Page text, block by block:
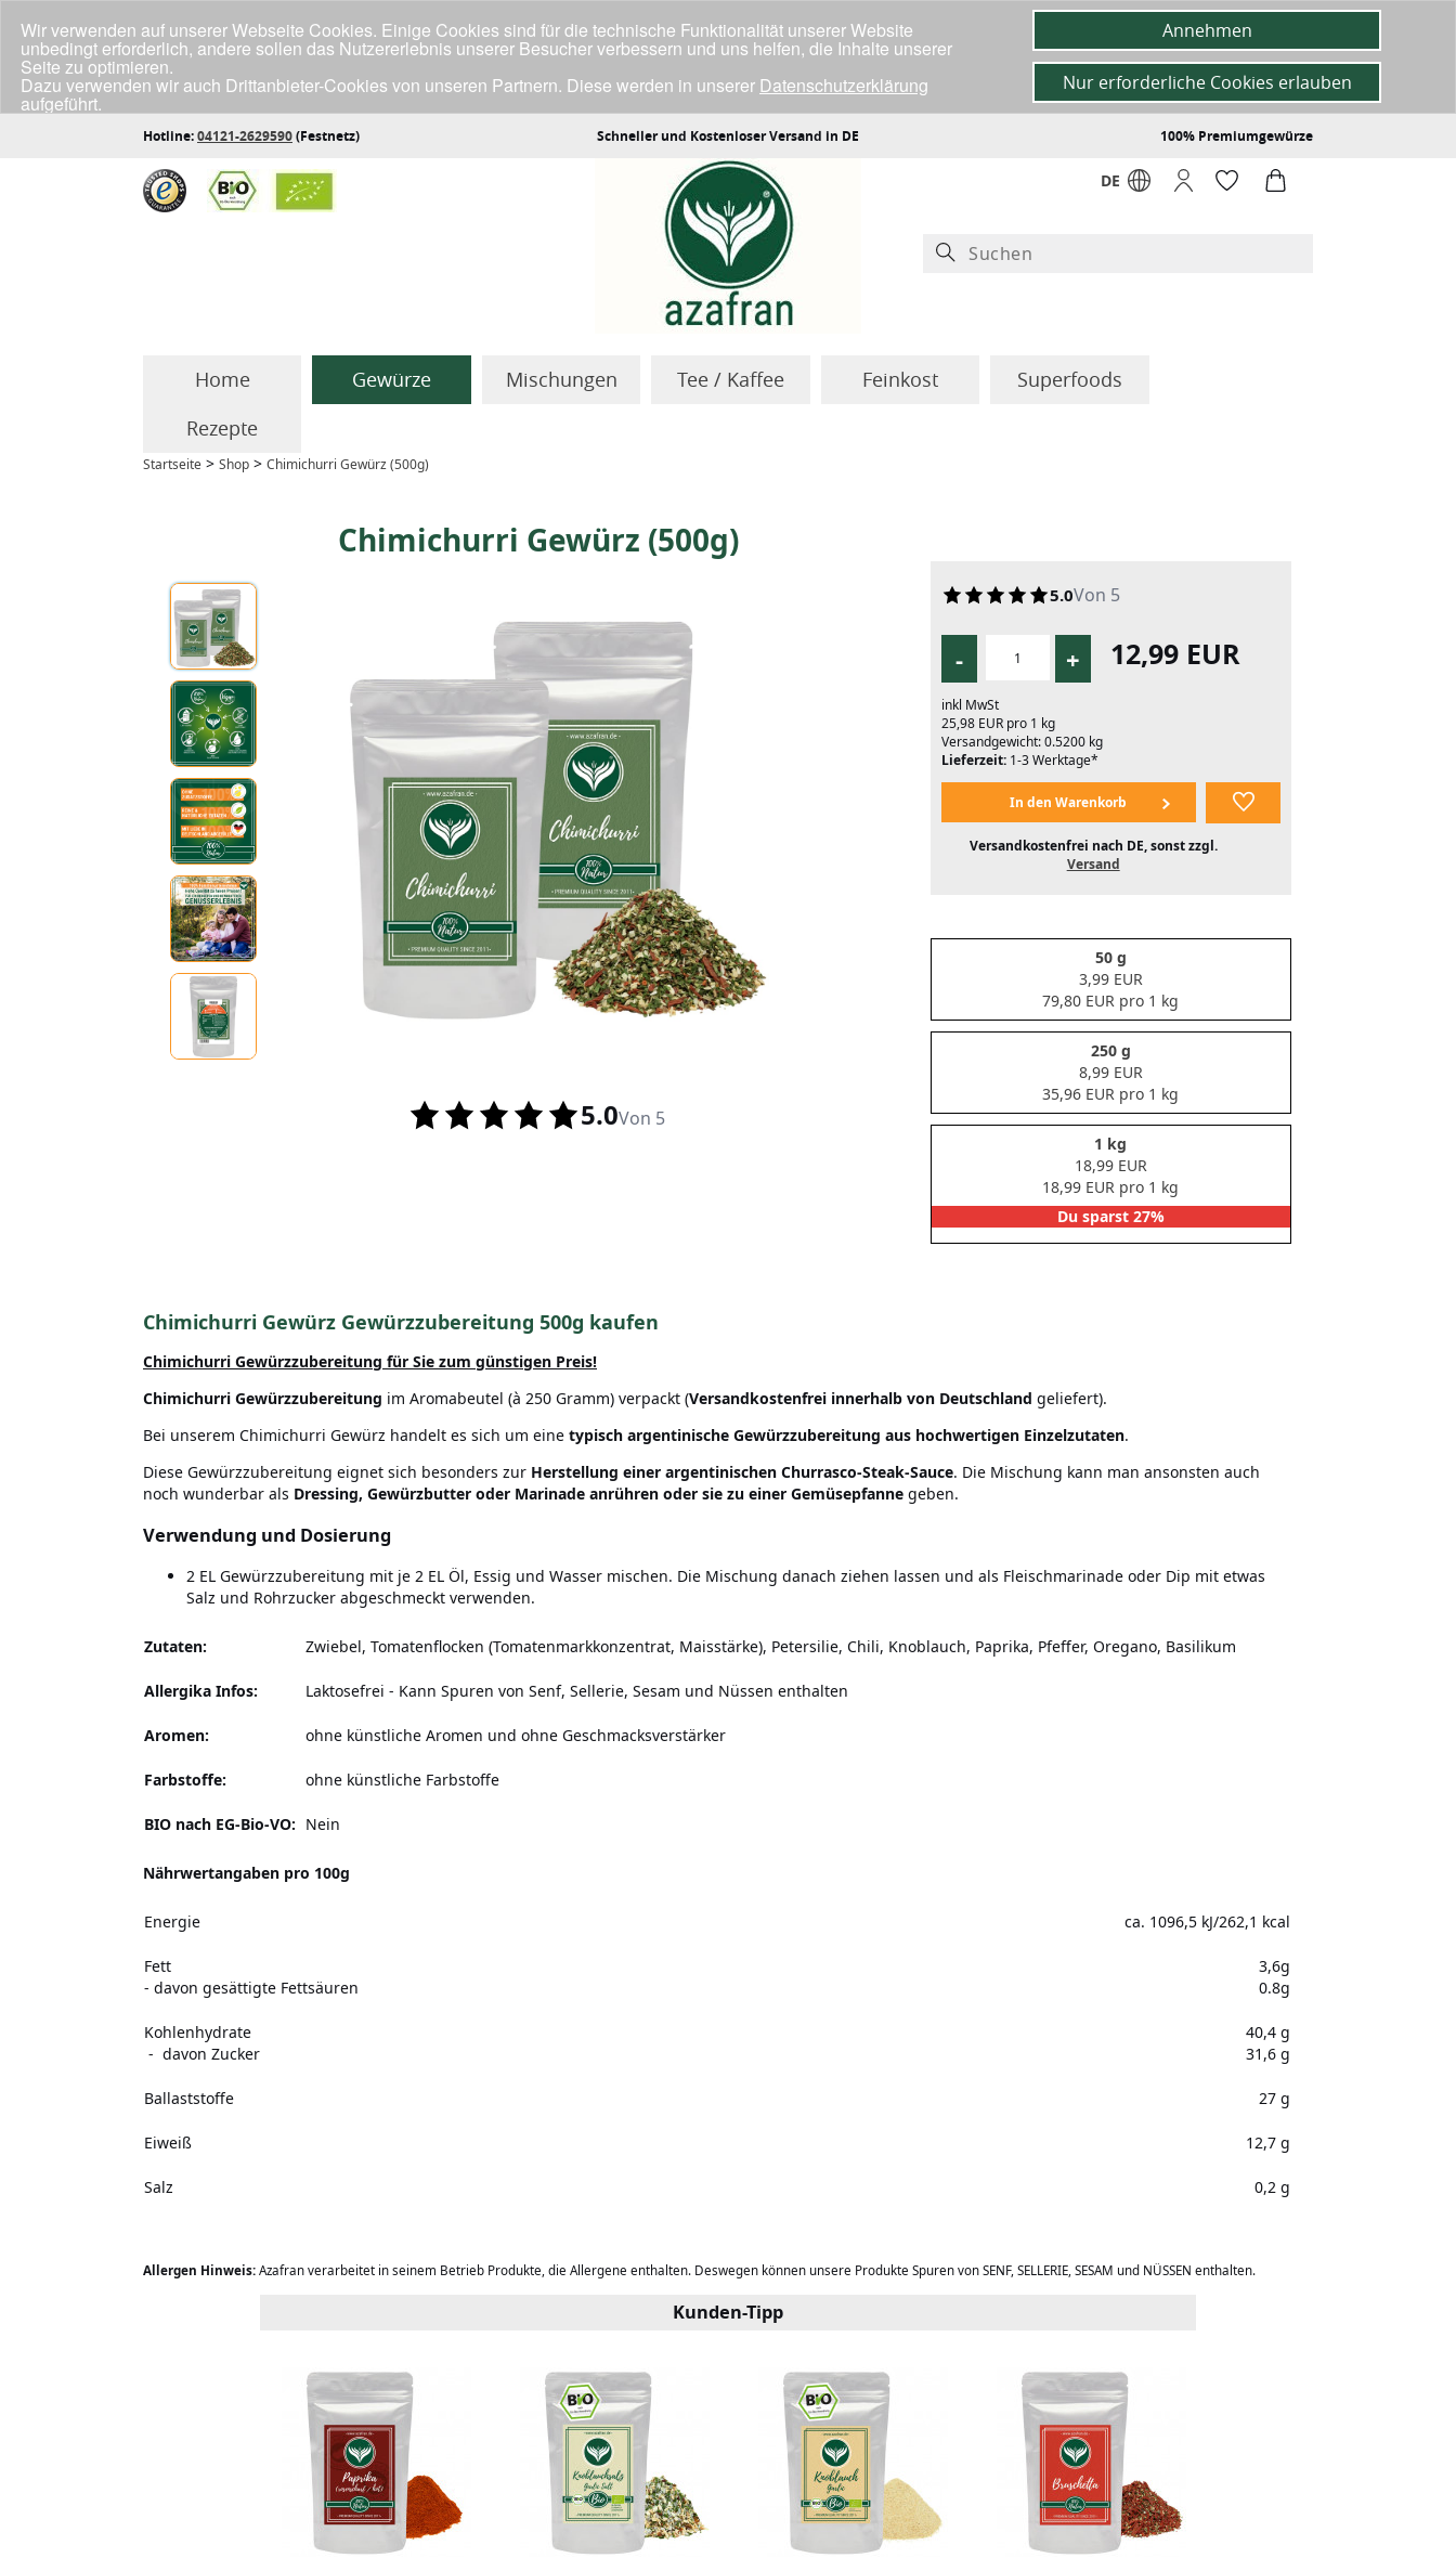
Hotline:04121-2629590(Festnetz) Schneller und Kostenloser Versand in DE 100% Premiumgewürze
DE
Home Gewürze Mischungen Tee / Kaffee Feinkost
Superfoods
Rezepte
Startseite > Shop > Chimichurri Gewürz (500g)
Chimichurri Gewürz (500g)
5.0Von 5
5.0Von 5
- + 12,99 EUR
inkl MwSt
25,98 EUR pro 1 kg
Versandgewicht: 0.5200 kg
Lieferzeit:1-3 Werktage*
Versandkostenfrei nach DE, sonst zzgl.
Versand
50 g
3,99 EUR
79,80 EUR pro 1 kg
250 g
8,99 EUR
35,96 EUR pro 1 kg
1 kg
18,99 EUR
18,99 EUR pro 1 kg
Du sparst 27%
Chimichurri Gewürz Gewürzzubereitung 500g kaufen
Chimichurri Gewürzzubereitung für Sie zum günstigen Preis!
Chimichurri Gewürzzubereitung im Aromabeutel (à 250 Gramm) verpackt (Versandkostenfrei innerhalb von Deutschland geliefert).
Bei unserem Chimichurri Gewürz handelt es sich um eine typisch argentinische Gewürzzubereitung aus hochwertigen Einzelzutaten.
Diese Gewürzzubereitung eignet sich besonders zur Herstellung einer argentinischen Churrasco-Steak-Sauce. Die Mischung kann man ansonsten auch
noch wunderbar als Dressing, Gewürzbutter oder Marinade anrühren oder sie zu einer Gemüsepfanne geben.
Verwendung und Dosierung
2 EL Gewürzzubereitung mit je 2 EL Öl, Essig und Wasser mischen. Die Mischung danach ziehen lassen und als Fleischmarinade oder Dip mit etwas
Salz und Rohrzucker abgeschmeckt verwenden.
Zutaten: Zwiebel, Tomatenflocken (Tomatenmarkkonzentrat, Maisstärke), Petersilie, Chili, Knoblauch, Paprika, Pfeffer, Oregano, Basilikum
Allergika Infos: Laktosefrei - Kann Spuren von Senf, Sellerie, Sesam und Nüssen enthalten
Aromen: ohne künstliche Aromen und ohne Geschmacksverstärker
Farbstoffe: ohne künstliche Farbstoffe
BIO nach EG-Bio-VO: Nein
Nährwertangaben pro 100g
Energie ca. 1096,5 kJ/262,1 kcal
Fett
- davon gesättigte Fettsäuren
3,6g
0.8g
Kohlenhydrate
- davon Zucker
40,4 g
31,6 g
Ballaststoffe 27 g
Eiweiß 12,7 g
Salz 0,2 g
Allergen Hinweis: Azafran verarbeitet in seinem Betrieb Produkte, die Allergene enthalten. Deswegen können unsere Produkte Spuren von SENF, SELLERIE, SESAM und NÜSSEN enthalten.
Kunden-Tipp
Wir verwenden auf unserer Webseite Cookies. Einige Cookies sind für die technische Funktionalität unserer Website
unbedingt erforderlich, andere sollen das Nutzererlebnis unserer Besucher verbessern und uns helfen, die Inhalte unserer
Seite zu optimieren.
Dazu verwenden wir auch Drittanbieter-Cookies von unseren Partnern. Diese werden in unserer Datenschutzerklärung
aufgeführt.
Klicke unten auf "Annehmen", wenn du mit der Verwendung aller Cookies einverstanden bist.
Annehmen
Nur erforderliche Cookies erlauben